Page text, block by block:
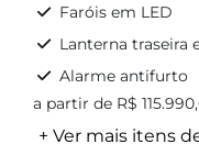
Faróis em LED
Lanterna traseira
Alarme antifurto
a partir de R$
+ Ver mais itens